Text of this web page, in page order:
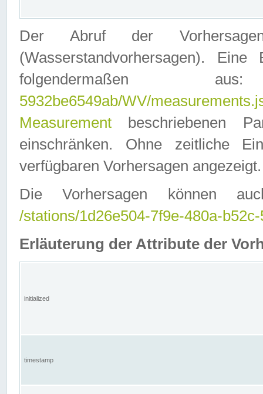
Der Abruf der
(Wasserstandvorhersagen).
folgendermaßen
5932be6549ab/WV/
Measurement beschriebenen
einschränken. Ohne zeitliche
verfügbaren Vorhersagen angezeigt.
Die Vorhersagen können
/stations/1d26e504-7f9e-480a-
Erläuterung der Attribute der
initialized
timestamp